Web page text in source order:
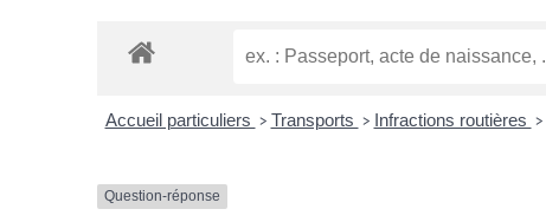
Accueil particuliers > Transports > Infractions routières >
Question-réponse